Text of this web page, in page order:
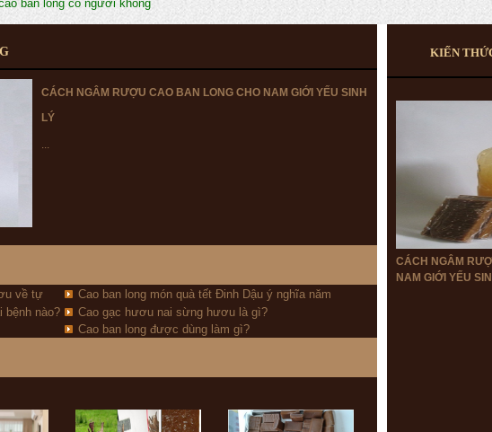
ban long có người không
CÁCH NGÂM RƯỢU CAO BAN LONG CHO NAM GIỚI YẾU SINH
LÝ
...
về tự
Cao ban long món quà tết Đinh Dậu ý nghĩa năm
2017
bệnh nào?
Cao gạc hươu nai sừng hươu là gì?
Cao ban long được dùng làm gì?
KIẾN
CÁCH NGÂM
NAM GIỚI YẾU